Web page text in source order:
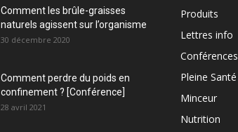
Comment les brûle-graisses
naturels agissent sur l’organisme
30 décembre 2020
Comment perdre du poids en
confinement ? [Conférence]
28 avril 2021
Produits
Lettres info
Conférences
Pleine Santé
Minceur
Nutrition